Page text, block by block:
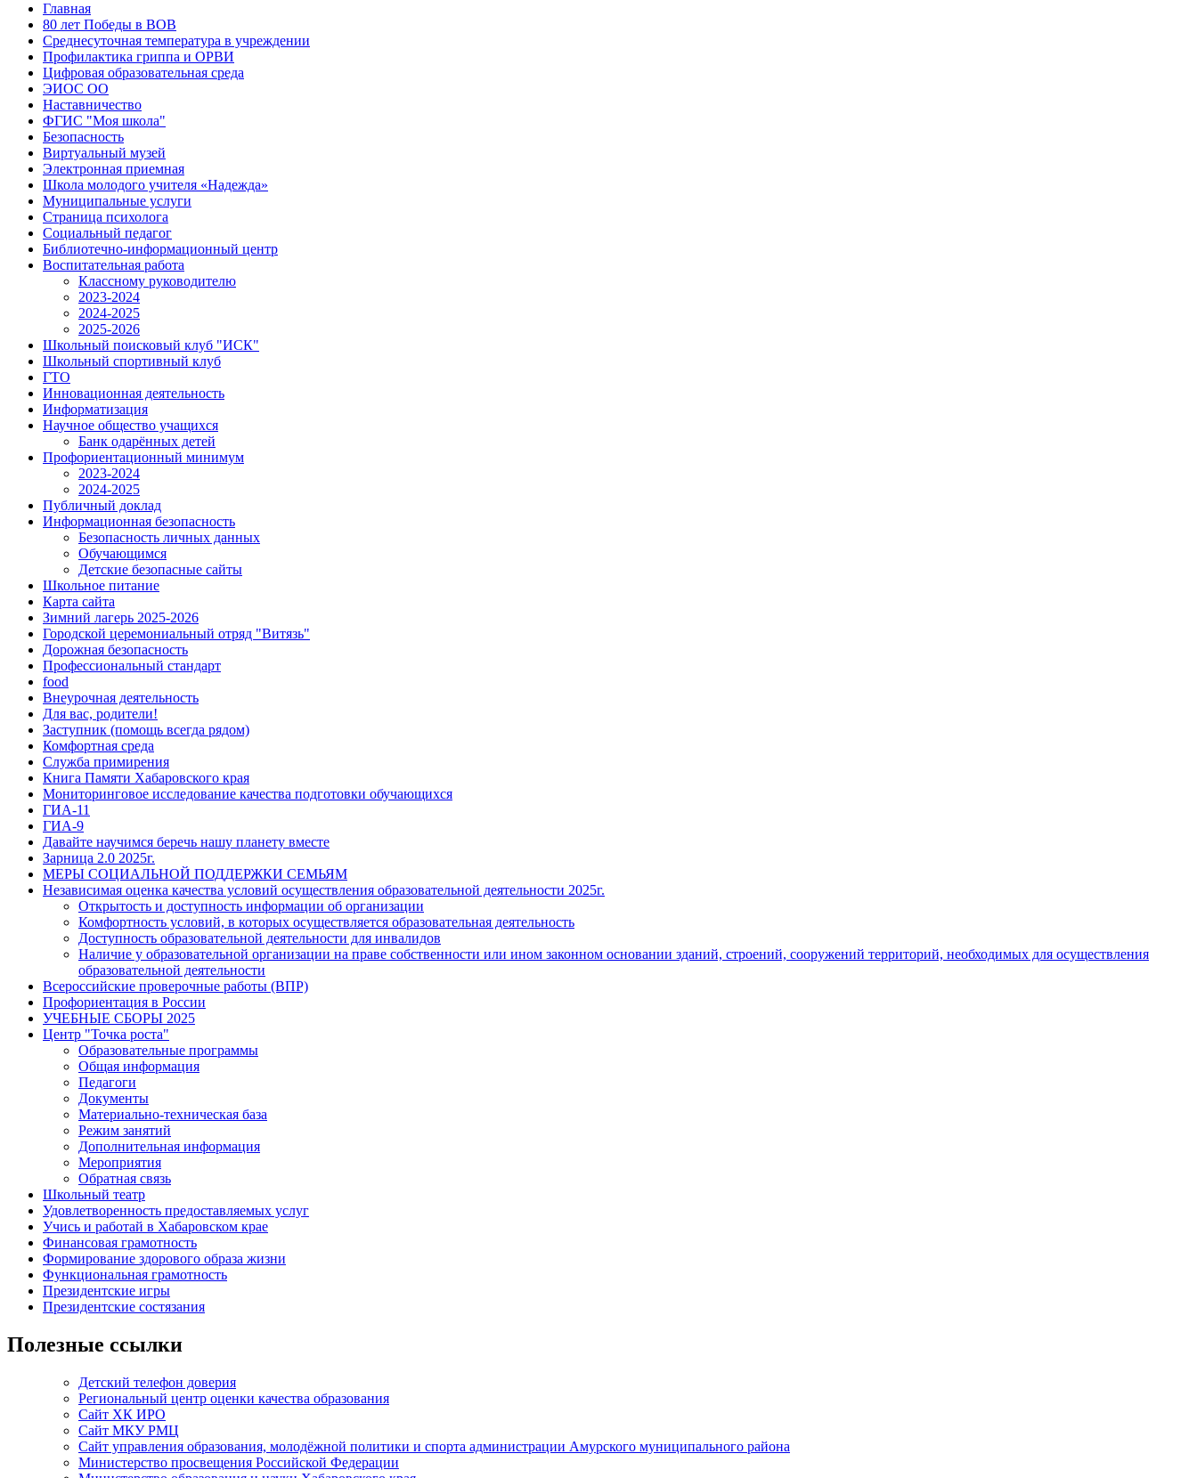
Главная
80 лет Победы в ВОВ
Среднесуточная температура в учреждении
Профилактика гриппа и ОРВИ
Цифровая образовательная среда
ЭИОС ОО
Наставничество
ФГИС "Моя школа"
Безопасность
Виртуальный музей
Электронная приемная
Школа молодого учителя «Надежда»
Муниципальные услуги
Страница психолога
Социальный педагог
Библиотечно-информационный центр
Воспитательная работа
Классному руководителю
2023-2024
2024-2025
2025-2026
Школьный поисковый клуб "ИСК"
Школьный спортивный клуб
ГТО
Инновационная деятельность
Информатизация
Научное общество учащихся
Банк одарённых детей
Профориентационный минимум
2023-2024
2024-2025
Публичный доклад
Информационная безопасность
Безопасность личных данных
Обучающимся
Детские безопасные сайты
Школьное питание
Карта сайта
Зимний лагерь 2025-2026
Городской церемониальный отряд "Витязь"
Дорожная безопасность
Профессиональный стандарт
food
Внеурочная деятельность
Для вас, родители!
Заступник (помощь всегда рядом)
Комфортная среда
Служба примирения
Книга Памяти Хабаровского края
Мониторинговое исследование качества подготовки обучающихся
ГИА-11
ГИА-9
Давайте научимся беречь нашу планету вместе
Зарница 2.0 2025г.
МЕРЫ СОЦИАЛЬНОЙ ПОДДЕРЖКИ СЕМЬЯМ
Независимая оценка качества условий осуществления образовательной деятельности 2025г.
Открытость и доступность информации об организации
Комфортность условий, в которых осуществляется образовательная деятельность
Доступность образовательной деятельности для инвалидов
Наличие у образовательной организации на праве собственности или ином законном основании зданий, строений, сооружений территорий, необходимых для осуществления
образовательной деятельности
Всероссийские проверочные работы (ВПР)
Профориентация в России
УЧЕБНЫЕ СБОРЫ 2025
Центр "Точка роста"
Образовательные программы
Общая информация
Педагоги
Документы
Материально-техническая база
Режим занятий
Дополнительная информация
Мероприятия
Обратная связь
Школьный театр
Удовлетворенность предоставляемых услуг
Учись и работай в Хабаровском крае
Финансовая грамотность
Формирование здорового образа жизни
Функциональная грамотность
Президентские игры
Президентские состязания
Полезные ссылки
Детский телефон доверия
Региональный центр оценки качества образования
Сайт ХК ИРО
Сайт МКУ РМЦ
Сайт управления образования, молодёжной политики и спорта администрации Амурского муниципального района
Министерство просвещения Российской Федерации